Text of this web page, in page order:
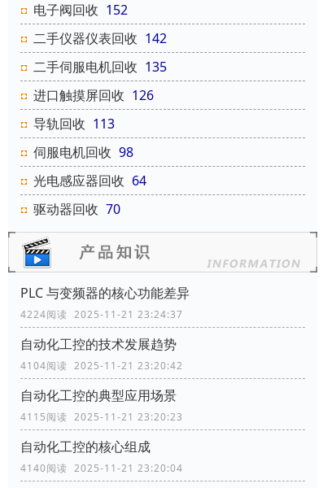
电子阀回收 152
二手仪器仪表回收 142
二手伺服电机回收 135
进口触摸屏回收 126
导轨回收 113
伺服电机回收 98
光电感应器回收 64
驱动器回收 70
PLC 与变频器的核心功能差异
4224阅读 2025-11-21 23:24:37
自动化工控的技术发展趋势
4104阅读 2025-11-21 23:20:42
自动化工控的典型应用场景
4115阅读 2025-11-21 23:20:23
自动化工控的核心组成
4140阅读 2025-11-21 23:20:04